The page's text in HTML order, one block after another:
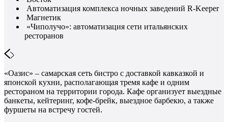
Автоматизация комплекса ночных заведений R-Keeper
Магнетик
«Чиполучо»: автоматизация сети итальянских
ресторанов
«Оазис» – самарская сеть бистро с доставкой кавказкой и
японской кухни, располагающая тремя кафе и одним
рестораном на территории города. Кафе организует выездные
банкеты, кейтеринг, кофе-брейк, выездное барбекю, а также
фуршеты на встречу гостей.